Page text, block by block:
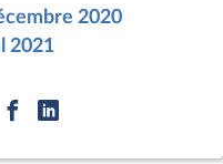
2020
2021